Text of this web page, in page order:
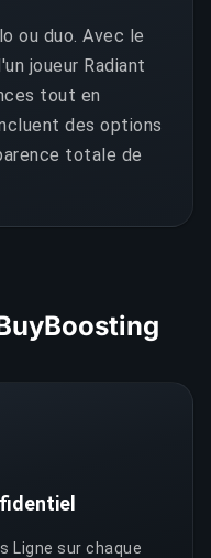
ou duo. Avec le
joueur Radiant
tout en
des options
totale de
Ligne sur chaque